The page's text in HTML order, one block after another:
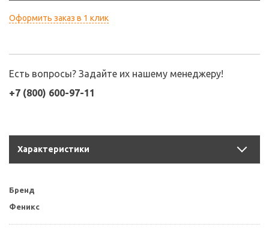
Оформить заказ в 1 клик
Есть вопросы? Задайте их нашему менеджеру!
+7 (800) 600-97-11
Характеристики
Бренд
Феникс